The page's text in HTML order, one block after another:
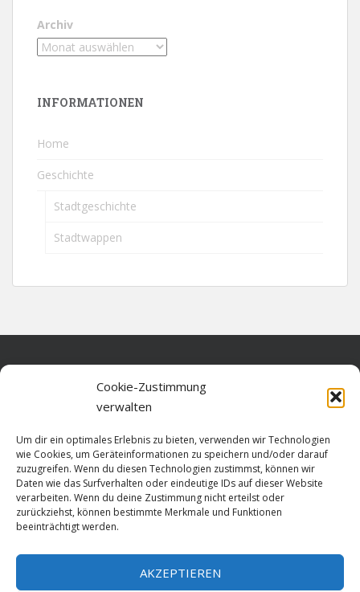
Cookie-Zustimmung
verwalten
Um dir ein optimales Erlebnis zu bieten, verwenden wir Technologien
wie Cookies, um Geräteinformationen zu speichern und/oder darauf
zuzugreifen. Wenn du diesen Technologien zustimmst, können wir
Daten wie das Surfverhalten oder eindeutige IDs auf dieser Website
verarbeiten. Wenn du deine Zustimmung nicht erteilst oder
zurückziehst, können bestimmte Merkmale und Funktionen
beeinträchtigt werden.
AKZEPTIEREN
Archiv
INFORMATIONEN
Home
Geschichte
Stadtgeschichte
Stadtwappen
Datenschutz
Cookie-Richtlinie (EU)
Impressum